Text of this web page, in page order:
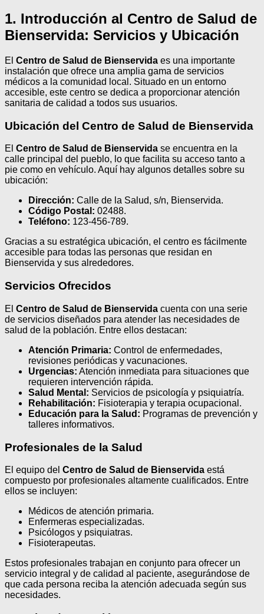
1. Introducción al Centro de Salud de
Bienservida: Servicios y Ubicación
El Centro de Salud de Bienservida es una importante
instalación que ofrece una amplia gama de servicios
médicos a la comunidad local. Situado en un entorno
accesible, este centro se dedica a proporcionar atención
sanitaria de calidad a todos sus usuarios.
Ubicación del Centro de Salud de Bienservida
El Centro de Salud de Bienservida se encuentra en la
calle principal del pueblo, lo que facilita su acceso tanto a
pie como en vehículo. Aquí hay algunos detalles sobre su
ubicación:
Dirección: Calle de la Salud, s/n, Bienservida.
Código Postal: 02488.
Teléfono: 123-456-789.
Gracias a su estratégica ubicación, el centro es fácilmente
accesible para todas las personas que residan en
Bienservida y sus alrededores.
Servicios Ofrecidos
El Centro de Salud de Bienservida cuenta con una serie
de servicios diseñados para atender las necesidades de
salud de la población. Entre ellos destacan:
Atención Primaria: Control de enfermedades,
revisiones periódicas y vacunaciones.
Urgencias: Atención inmediata para situaciones que
requieren intervención rápida.
Salud Mental: Servicios de psicología y psiquiatría.
Rehabilitación: Fisioterapia y terapia ocupacional.
Educación para la Salud: Programas de prevención y
talleres informativos.
Profesionales de la Salud
El equipo del Centro de Salud de Bienservida está
compuesto por profesionales altamente cualificados. Entre
ellos se incluyen:
Médicos de atención primaria.
Enfermeras especializadas.
Psicólogos y psiquiatras.
Fisioterapeutas.
Estos profesionales trabajan en conjunto para ofrecer un
servicio integral y de calidad al paciente, asegurándose de
que cada persona reciba la atención adecuada según sus
necesidades.